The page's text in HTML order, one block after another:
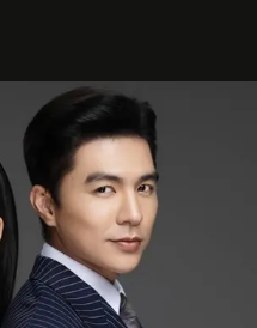
thực, mang tên Lắng